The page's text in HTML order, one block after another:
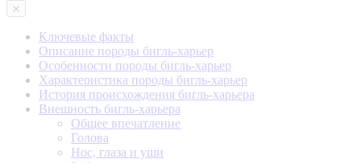
Ключевые факты
Описание породы бигль-харьер
Особенности породы бигль-харьер
Характеристика породы бигль-харьер
История происхождения бигль-харьера
Внешность бигль-харьера
Общее впечатление
Голова
Нос, глаза и уши